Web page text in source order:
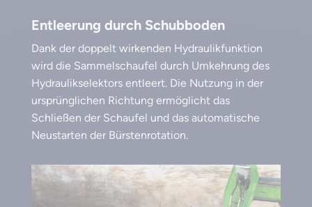
Entleerung durch Schubboden
Dank der doppelt wirkenden Hydraulikfunktion
wird die Sammelschaufel durch Umkehrung des
Hydraulikselektors entleert. Die Nutzung in der
ursprünglichen Richtung ermöglicht das
Schließen der Schaufel und das automatische
Neustarten der Bürstenrotation.